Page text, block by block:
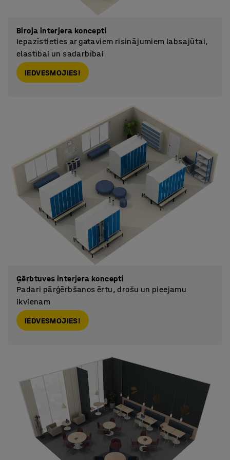
Biroja interjera koncepti
Iepazīstieties ar gataviem risinājumiem labsajūtai,
elastībai un sadarbībai
IEDVESMOJIES!
Ģērbtuves interjera koncepti
Padari pārģērbšanos ērtu, drošu un pieejamu
ikvienam
IEDVESMOJIES!